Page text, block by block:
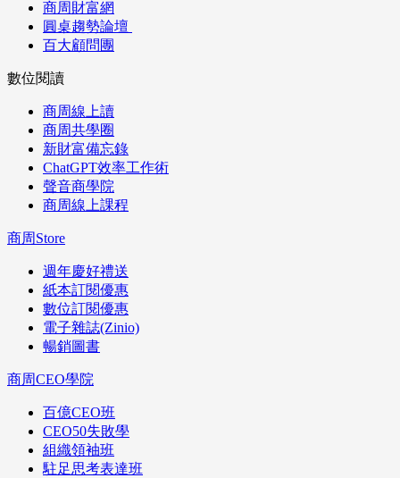
商周財富網
圓桌趨勢論壇
百大顧問團
數位閱讀
商周線上讀
商周共學圈
新財富備忘錄
ChatGPT效率工作術
聲音商學院
商周線上課程
商周Store
週年慶好禮送
紙本訂閱優惠
數位訂閱優惠
電子雜誌(Zinio)
暢銷圖書
商周CEO學院
百億CEO班
CEO50失敗學
組織領袖班
駐足思考表達班